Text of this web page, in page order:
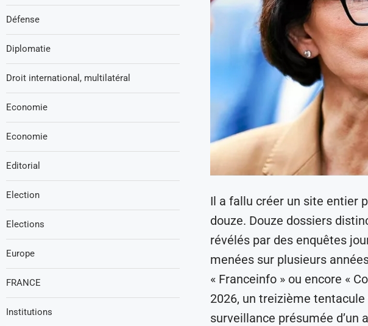
Il a fallu créer un site entier
douze. Douze dossiers
révélés par des enquêtes
menées sur plusieurs
« Franceinfo » ou encore «
2026, un treizième
surveillance présumée d’un
Défense
Diplomatie
Droit international, multilatéral
Economie
Economie
Editorial
Election
Elections
Europe
FRANCE
Institutions